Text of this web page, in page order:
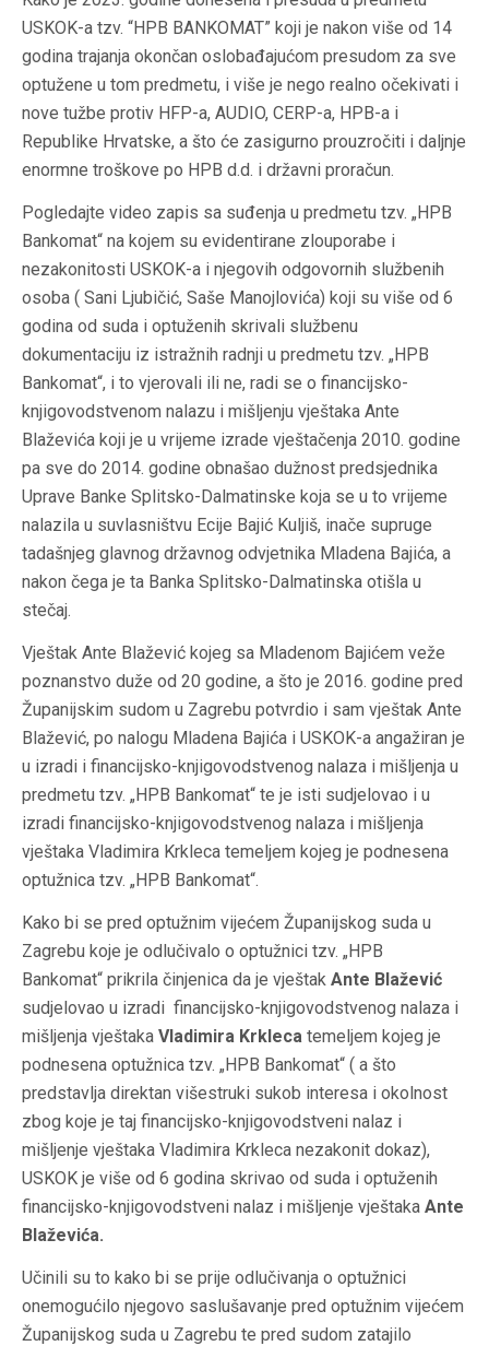
USKOK-a tzv. “HPB BANKOMAT” koji je nakon više od 14
godina trajanja okončan oslobađajućom presudom za sve
optužene u tom predmetu, i više je nego realno očekivati i
nove tužbe protiv HFP-a, AUDIO, CERP-a, HPB-a i
Republike Hrvatske, a što će zasigurno prouzročiti i daljnje
enormne troškove po HPB d.d. i državni proračun.
Pogledajte video zapis sa suđenja u predmetu tzv. „HPB
Bankomat“ na kojem su evidentirane zlouporabe i
nezakonitosti USKOK-a i njegovih odgovornih službenih
osoba ( Sani Ljubičić, Saše Manojlovića) koji su više od 6
godina od suda i optuženih skrivali službenu
dokumentaciju iz istražnih radnji u predmetu tzv. „HPB
Bankomat“, i to vjerovali ili ne, radi se o financijsko-
knjigovodstvenom nalazu i mišljenju vještaka Ante
Blaževića koji je u vrijeme izrade vještačenja 2010. godine
pa sve do 2014. godine obnašao dužnost predsjednika
Uprave Banke Splitsko-Dalmatinske koja se u to vrijeme
nalazila u suvlasništvu Ecije Bajić Kuljiš, inače supruge
tadašnjeg glavnog državnog odvjetnika Mladena Bajića, a
nakon čega je ta Banka Splitsko-Dalmatinska otišla u
stečaj.
Vještak Ante Blažević kojeg sa Mladenom Bajićem veže
poznanstvo duže od 20 godine, a što je 2016. godine pred
Županijskim sudom u Zagrebu potvrdio i sam vještak Ante
Blažević, po nalogu Mladena Bajića i USKOK-a angažiran je
u izradi i financijsko-knjigovodstvenog nalaza i mišljenja u
predmetu tzv. „HPB Bankomat“ te je isti sudjelovao i u
izradi financijsko-knjigovodstvenog nalaza i mišljenja
vještaka Vladimira Krkleca temeljem kojeg je podnesena
optužnica tzv. „HPB Bankomat“.
Kako bi se pred optužnim vijećem Županijskog suda u
Zagrebu koje je odlučivalo o optužnici tzv. „HPB
Bankomat“ prikrila činjenica da je vještak Ante Blažević
sudjelovao u izradi financijsko-knjigovodstvenog nalaza i
mišljenja vještaka Vladimira Krkleca temeljem kojeg je
podnesena optužnica tzv. „HPB Bankomat“ ( a što
predstavlja direktan višestruki sukob interesa i okolnost
zbog koje je taj financijsko-knjigovodstveni nalaz i
mišljenje vještaka Vladimira Krkleca nezakonit dokaz),
USKOK je više od 6 godina skrivao od suda i optuženih
financijsko-knjigovodstveni nalaz i mišljenje vještaka Ante
Blaževića.
Učinili su to kako bi se prije odlučivanja o optužnici
onemogućilo njegovo saslušavanje pred optužnim vijećem
Županijskog suda u Zagrebu te pred sudom zatajilo